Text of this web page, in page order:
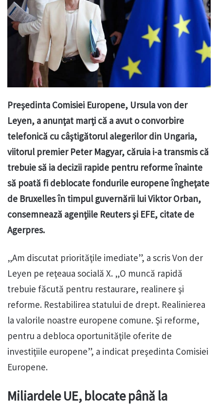
Preşedinta Comisiei Europene, Ursula von der
Leyen, a anunţat marţi că a avut o convorbire
telefonică cu câştigătorul alegerilor din Ungaria,
viitorul premier Peter Magyar, căruia i-a transmis că
trebuie să ia decizii rapide pentru reforme înainte
să poată fi deblocate fondurile europene îngheţate
de Bruxelles în timpul guvernării lui Viktor Orban,
consemnează agenţiile Reuters şi EFE, citate de
Agerpres.
„Am discutat priorităţile imediate”, a scris Von der
Leyen pe reţeaua socială X. „O muncă rapidă
trebuie făcută pentru restaurare, realinere şi
reforme. Restabilirea statului de drept. Realinierea
la valorile noastre europene comune. Şi reforme,
pentru a debloca oportunităţile oferite de
investiţiile europene”, a indicat preşedinta Comisiei
Europene.
Miliardele UE, blocate până la